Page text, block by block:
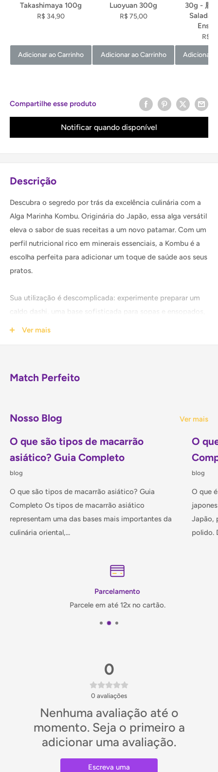
Takashimaya 100g
R$ 34,90
Adicionar ao Carrinho
Luoyuan 300g
R$ 75,00
Adicionar ao Carrinho
30g - 鹿
R$
Adicionar
Compartilhe esse produto
Notificar quando disponível
Descrição
Descubra o segredo por trás da excelência culinária com a
Alga Marinha Kombu. Originária do Japão, essa alga versátil
eleva o sabor de suas receitas a um novo patamar. Com um
perfil nutricional rico em minerais essenciais, a Kombu é a
escolha perfeita para adicionar um toque de saúde aos seus
pratos.
Sua utilização é descomplicada: experimente preparar um
caldo dashi, uma base sofisticada para sopas e ensopados,
Além disso, a Kombu é uma aliada valiosa em culinárias
refeições diárias em experiências gastronômicas
sabor autêntico e uma nutrição extraordinária. Experimente
agora e descubra como essa pequena alga pode fazer
grandes maravilhas em sua cozinha.
INGREDIENTES:Alga marinha 紫菜 Kombu
ALÉRGICOS PODE CONTER TRAÇOS DE PEIXE.
e navegue pela nossa seleção de algas
Ver mais
Match Perfeito
Nosso Blog Ver mais
O que são tipos de macarrão
asiático? Guia Completo
blog
O que são tipos de macarrão asiático? Guia
Completo Os tipos de macarrão asiático
representam uma das bases mais importantes da
culinária oriental,...
O
blog
O que
Japão,
polido.
Parcelamento
Parcele em até 12x no cartão.
0
0 avaliações
Nenhuma avaliação até o
momento. Seja o primeiro a
adicionar uma avaliação.
Escreva uma